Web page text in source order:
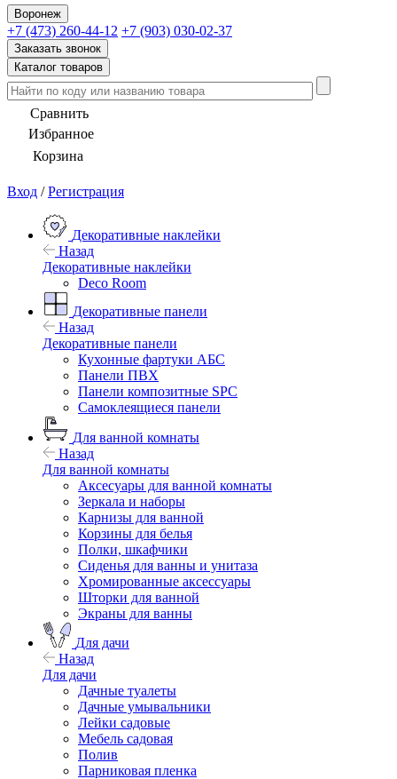
Воронеж
+7 (473) 260-44-12 +7 (903) 030-02-37
Заказать звонок
Каталог товаров
Сравнить
Избранное
Корзина
Вход / Регистрация
Декоративные наклейки
Назад
Декоративные наклейки
Deco Room
Декоративные панели
Назад
Декоративные панели
Кухонные фартуки АБС
Панели ПВХ
Панели композитные SPC
Самоклеящиеся панели
Для ванной комнаты
Назад
Для ванной комнаты
Аксесуары для ванной комнаты
Зеркала и наборы
Карнизы для ванной
Корзины для белья
Полки, шкафчики
Сиденья для ванны и унитаза
Хромированные аксессуары
Шторки для ванной
Экраны для ванны
Для дачи
Назад
Для дачи
Дачные туалеты
Дачные умывальники
Лейки садовые
Мебель садовая
Полив
Парниковая пленка